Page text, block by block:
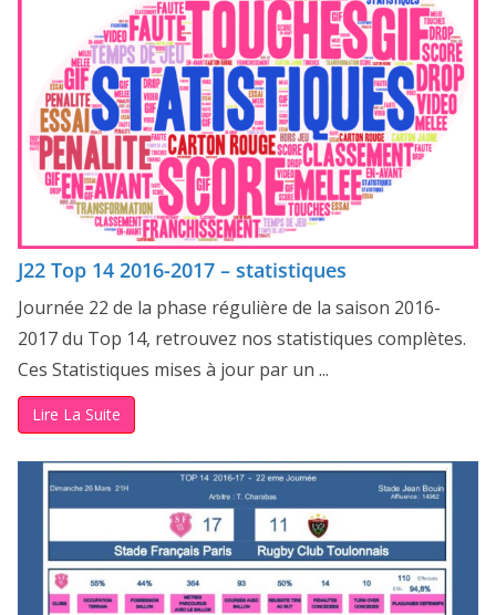
J22 Top 14 2016-2017 – statistiques
Journée 22 de la phase régulière de la saison 2016-
2017 du Top 14, retrouvez nos statistiques complètes.
Ces Statistiques mises à jour par un ...
Lire La Suite